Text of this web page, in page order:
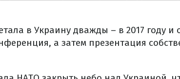
в Украину дважды – в 2017 году и
а затем презентация